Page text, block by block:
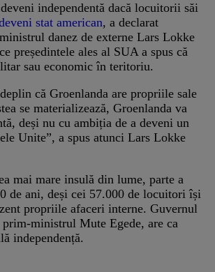
independentă dacă locuitorii săi
stat american, a declarat
danez de externe Lars Lokke
președintele ales al SUA a spus că
sau economic în teritoriu.
că Groenlanda are propriile sale
se materializează, Groenlanda va
deși nu cu ambiția de a deveni un
Unite”, a spus atunci Lars Lokke
mai mare insulă din lume, parte a
de ani, deși cei 57.000 de locuitori își
propriile afaceri interne. Guvernul
ministrul Mute Egede, are ca
independență.